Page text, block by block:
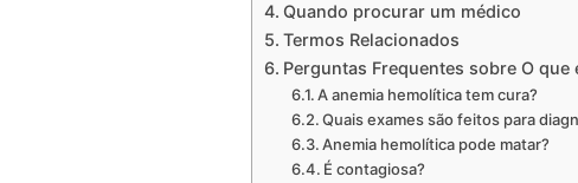
Quando procurar um médico
Termos Relacionados
Perguntas Frequentes sobre O que
A anemia hemolítica tem cura?
Quais exames são feitos para
Anemia hemolítica pode matar?
É contagiosa?